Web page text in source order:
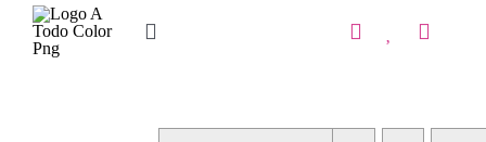
Saltar
contenido
Toggle